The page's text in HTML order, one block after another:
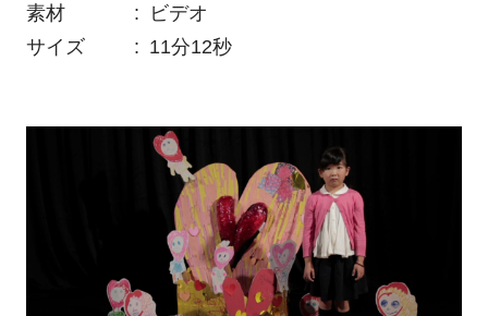
素材
:
ビデオ
サイズ
: 11分12秒